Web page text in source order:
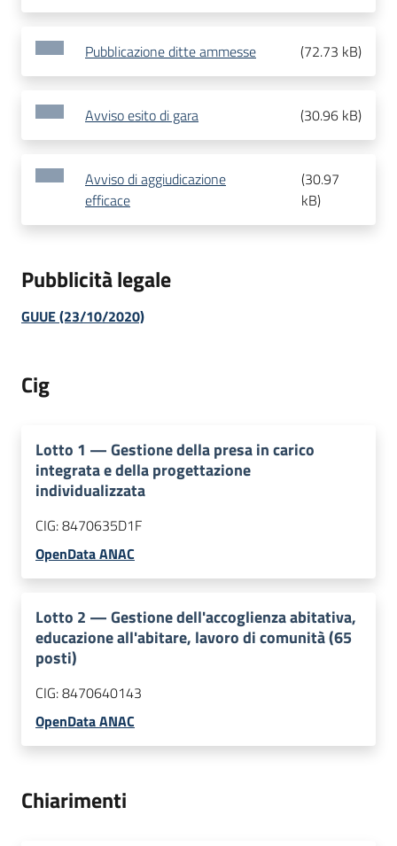
Pubblicazione ditte ammesse (72.73 kB)
Avviso esito di gara (30.96 kB)
Avviso di aggiudicazione
efficace
(30.97
kB)
Pubblicità legale
GUUE (23/10/2020)
Cig
Lotto 1 —Gestione della presa in carico
integrata e della progettazione
individualizzata
CIG:8470635D1F
OpenData ANAC
Lotto 2 —Gestione dell'accoglienza abitativa,
educazione all'abitare, lavoro di comunità (65
posti)
CIG:8470640143
OpenData ANAC
Chiarimenti